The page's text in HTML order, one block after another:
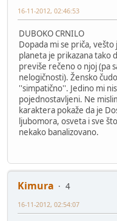
16-11-2012, 02:46:53
DUBOKO CRNILO
Dopada mi se priča,
planeta je prikazana tako
previše rečeno o njoj (pa
nelogičnosti). Žensko
''simpatično''. Jedino mi
pojednostavljeni. Ne
karaktera pokaže da je
ljubomora, osveta i sve
nekako banalizovano.
Kimura
4
16-11-2012, 02:54:07